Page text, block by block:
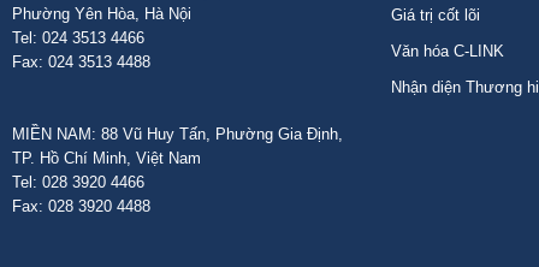
Phường Yên Hòa, Hà Nội
Tel: 024 3513 4466
Fax: 024 3513 4488
MIỀN NAM: 88 Vũ Huy Tấn, Phường Gia Định,
TP. Hồ Chí Minh, Việt Nam
Tel: 028 3920 4466
Fax: 028 3920 4488
Giá trị cốt lõi
Văn hóa C-LINK
Nhận diện Thương